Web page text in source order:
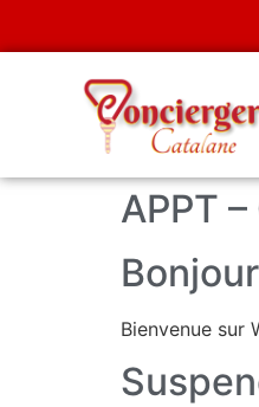
APPT –
Bienvenue sur